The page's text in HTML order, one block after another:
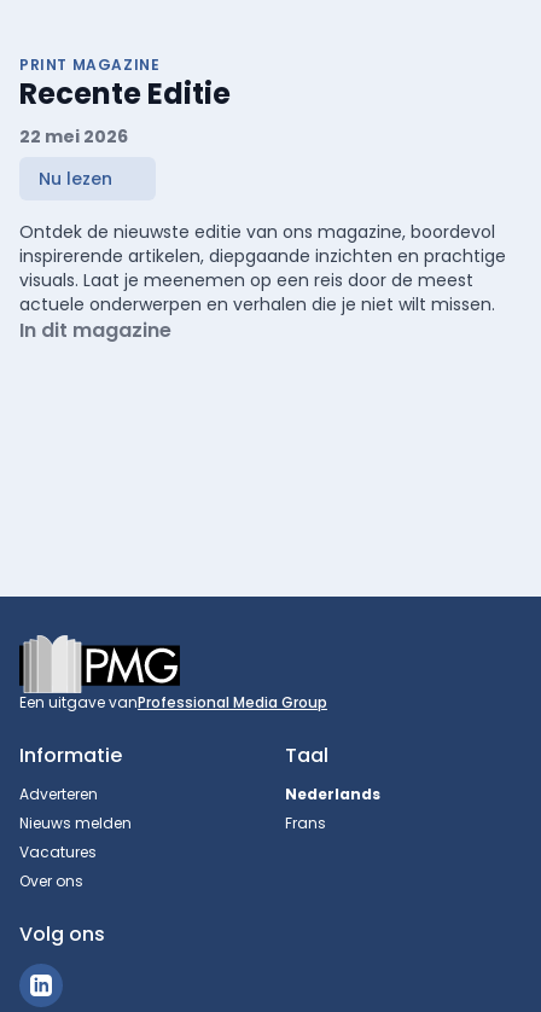
PRINT MAGAZINE
Recente Editie
22 mei 2026
Nu lezen
Ontdek de nieuwste editie van ons magazine, boordevol
inspirerende artikelen, diepgaande inzichten en prachtige
visuals. Laat je meenemen op een reis door de meest
actuele onderwerpen en verhalen die je niet wilt missen.
In dit magazine
Footer
Een uitgave vanProfessional Media Group
Informatie
Adverteren
Nieuws melden
Vacatures
Over ons
Taal
Nederlands
Frans
Volg ons